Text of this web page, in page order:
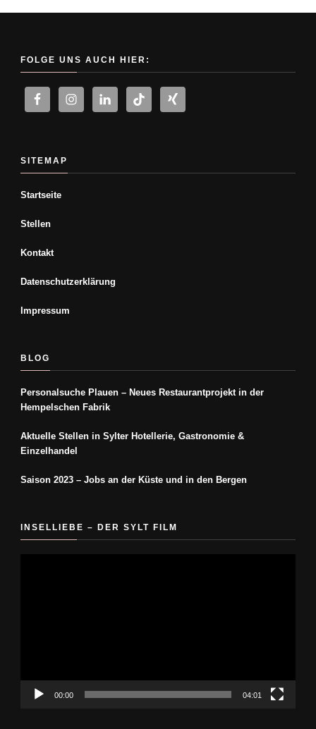
FOLGE UNS AUCH HIER:
SITEMAP
Startseite
Stellen
Kontakt
Datenschutzerklärung
Impressum
BLOG
Personalsuche Plauen – Neues Restaurantprojekt in der
Hempelschen Fabrik
Aktuelle Stellen in Sylter Hotellerie, Gastronomie &
Einzelhandel
Saison 2023 – Jobs an der Küste und in den Bergen
INSELLIEBE – DER SYLT FILM
00:00 04:01